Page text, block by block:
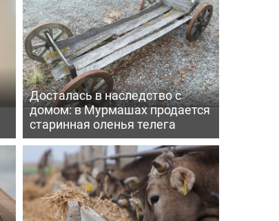
Досталась в наследство с
домом: в Мурмашах продается
старинная оленья телега